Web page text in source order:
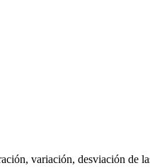
variación, desviación de